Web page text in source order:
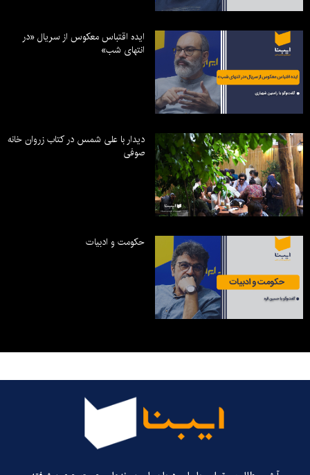
ایده اقتباس معکوس از سریال «در
انتهای شب»
دیدار با علی شمس در کتاب زروان خانه
صوفی
حکومت و ادبیات